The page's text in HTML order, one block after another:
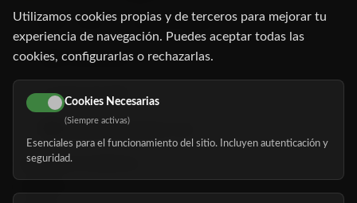
C/ Oruro, 11. 28016 Madrid
91 345 06 26
616 113 103
hola@mundomayor.com
Buscador de residencias
Utilizamos cookies propias y de terceros para mejorar tu
experiencia de navegación. Puedes aceptar todas las
cookies, configurarlas o rechazarlas.
Cookies Necesarias
(Siempre activas)
Esenciales para el funcionamiento del sitio. Incluyen autenticación y
seguridad.